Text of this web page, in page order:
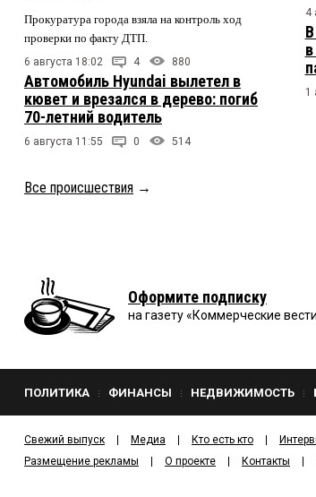
Прокуратура города взяла на контроль ход
проверки по факту ДТП.
6 августа 18:02 4 880
Автомобиль Hyundai вылетел в
кювет и врезался в дерево: погиб
70-летний водитель
6 августа 11:55 0 514
4
1
Все происшествия →
Оформите подписку
на газету «Коммерческие
ПОЛИТИКА ФИНАНСЫ НЕДВИЖИМОСТЬ
Свежий выпуск Медиа Кто есть кто
Размещение рекламы
О проекте Контакты